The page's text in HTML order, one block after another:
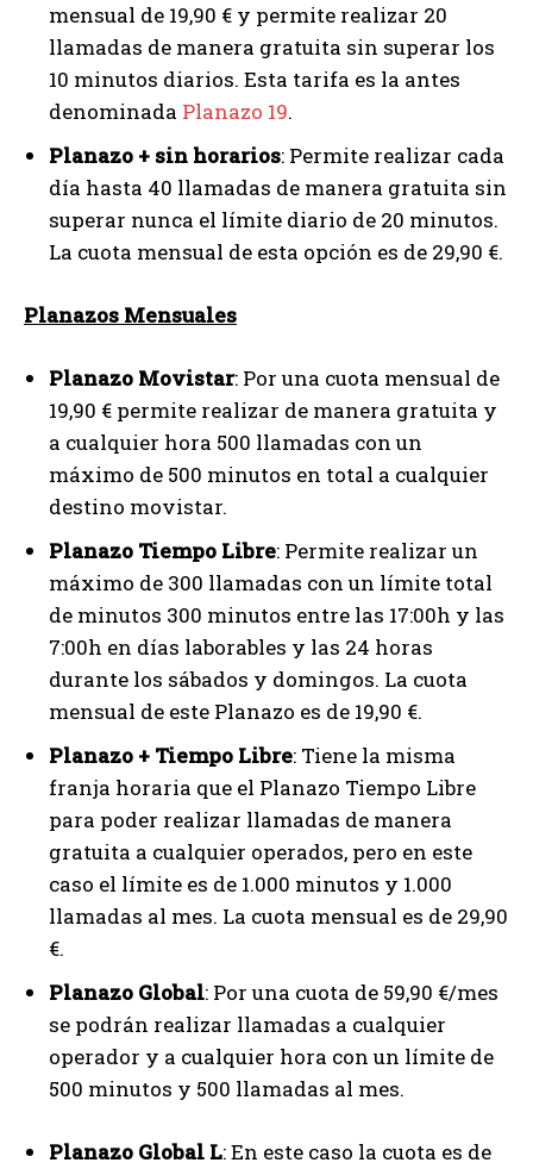
mensual de 19,90 € y permite realizar 20
llamadas de manera gratuita sin superar los
10 minutos diarios. Esta tarifa es la antes
denominada Planazo 19.
Planazo + sin horarios: Permite realizar cada
día hasta 40 llamadas de manera gratuita sin
superar nunca el límite diario de 20 minutos.
La cuota mensual de esta opción es de 29,90 €.
Planazos Mensuales
Planazo Movistar: Por una cuota mensual de
19,90 € permite realizar de manera gratuita y
a cualquier hora 500 llamadas con un
máximo de 500 minutos en total a cualquier
destino movistar.
Planazo Tiempo Libre: Permite realizar un
máximo de 300 llamadas con un límite total
de minutos 300 minutos entre las 17:00h y las
7:00h en días laborables y las 24 horas
durante los sábados y domingos. La cuota
mensual de este Planazo es de 19,90 €.
Planazo + Tiempo Libre: Tiene la misma
franja horaria que el Planazo Tiempo Libre
para poder realizar llamadas de manera
gratuita a cualquier operados, pero en este
caso el límite es de 1.000 minutos y 1.000
llamadas al mes. La cuota mensual es de 29,90
€.
Planazo Global: Por una cuota de 59,90 €/mes
se podrán realizar llamadas a cualquier
operador y a cualquier hora con un límite de
500 minutos y 500 llamadas al mes.
Planazo Global L: En este caso la cuota es de